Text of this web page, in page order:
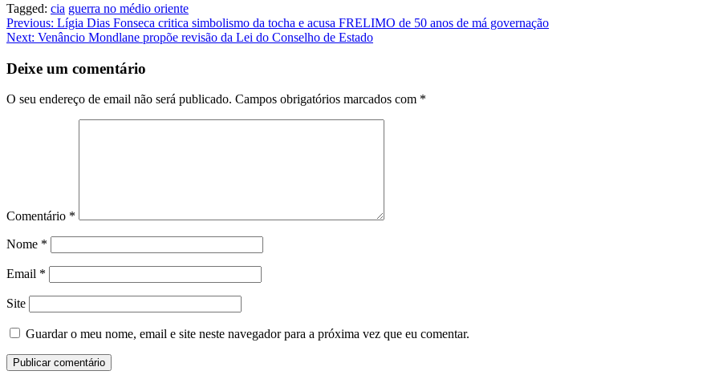
Tagged: cia guerra no médio oriente
Navegação
de
artigos
Previous: Lígia Dias Fonseca critica simbolismo da tocha e acusa FRELIMO de 50 anos de má governação
Next: Venâncio Mondlane propõe revisão da Lei do Conselho de Estado
Deixe um comentário
O seu endereço de email não será publicado. Campos obrigatórios marcados com *
Comentário *
Nome *
Email *
Site
Guardar o meu nome, email e site neste navegador para a próxima vez que eu comentar.